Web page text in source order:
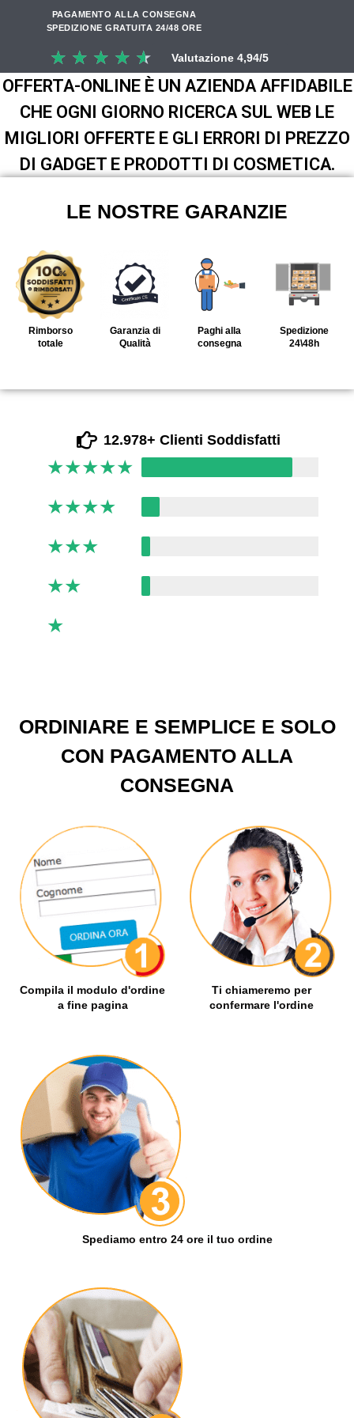
PAGAMENTO ALLA CONSEGNA
SPEDIZIONE GRATUITA 24/48 ORE
★ ★ ★ ★ ★ Valutazione 4,94/5
OFFERTA-ONLINE È UN AZIENDA AFFIDABILE
CHE OGNI GIORNO RICERCA SUL WEB LE
MIGLIORI OFFERTE E GLI ERRORI DI PREZZO
DI GADGET E PRODOTTI DI COSMETICA.
LE NOSTRE GARANZIE
Rimborso
totale
Garanzia di
Qualità
Paghi alla
consegna
Spedizione
24\48h
12.978+ Clienti Soddisfatti
★★★★★
★★★★
★★★
★★
★
ORDINIARE E SEMPLICE E SOLO
CON PAGAMENTO ALLA
CONSEGNA
Compila il modulo d'ordine
a fine pagina
Ti chiameremo per
confermare l'ordine
Spediamo entro 24 ore il tuo ordine